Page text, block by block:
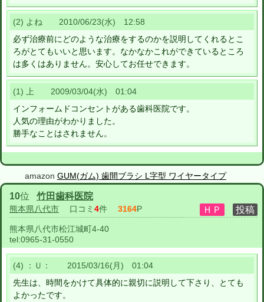
(2) よね 2010/06/23(水) 12:58
必ず治療前にどのような治療をするのかを説明してくれるとこ
ろがとてもいいと思います。なかなかこれができているところ
は多くはありません。安心してお任せできます。
(1) 上 2009/03/04(水) 01:04
インフォームドコンセントがある歯科医院です。
人気の理由がわかりました。
勝手なことはされません。
amazon GUM(ガム) 歯間ブラシ L字型 ワイヤータイプ
10位 竹田歯科医院
熊本県八代市 口コミ 4件 3164P
熊本県八代市松江城町4-40
tel:0965-31-0550
(4) ：Ｕ： 2015/03/16(月) 01:04
先生は、時間をかけて具体的に親切に説明して下さり、とても
よかったです。